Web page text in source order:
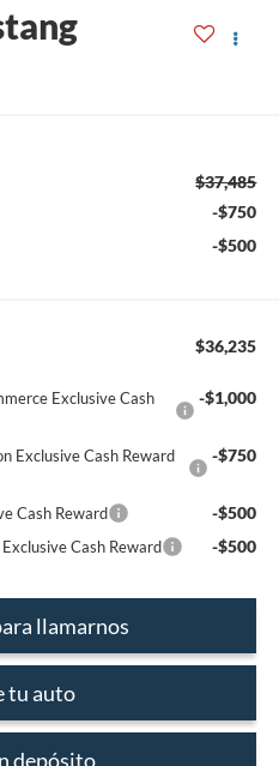
$37,485
-$750
-$500
$36,235
Exclusive Cash
-$1,000
Exclusive Cash Reward
-$750
Cash Reward -$500
Cash Reward -$500
llamarnos
tu auto
depósito